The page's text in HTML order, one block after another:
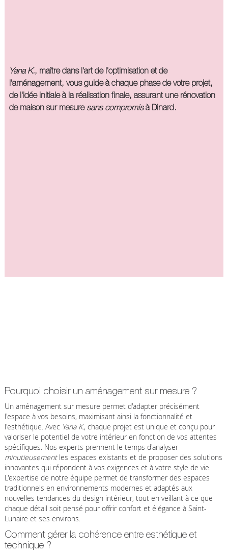
Yana K., maître dans l'art de l'optimisation et de
l'aménagement, vous guide à chaque phase de votre projet,
de l'idée initiale à la réalisation finale, assurant une rénovation
de maison sur mesure sans compromisà Dinard.
Pourquoi choisir un aménagement sur mesure ?
Un aménagement sur mesure permet d'adapter précisément
l'espace à vos besoins, maximisant ainsi la fonctionnalité et
l'esthétique. Avec Yana K., chaque projet est unique et conçu pour
valoriser le potentiel de votre intérieur en fonction de vos attentes
spécifiques. Nos experts prennent le temps d'analyser
minutieusementles espaces existants et de proposer des solutions
innovantes qui répondent à vos exigences et à votre style de vie.
L'expertise de notre équipe permet de transformer des espaces
traditionnels en environnements modernes et adaptés aux
nouvelles tendances du design intérieur, tout en veillant à ce que
chaque détail soit pensé pour offrir confort et élégance à Saint-
Lunaire et ses environs.
Comment gérer la cohérence entre esthétique et
technique ?